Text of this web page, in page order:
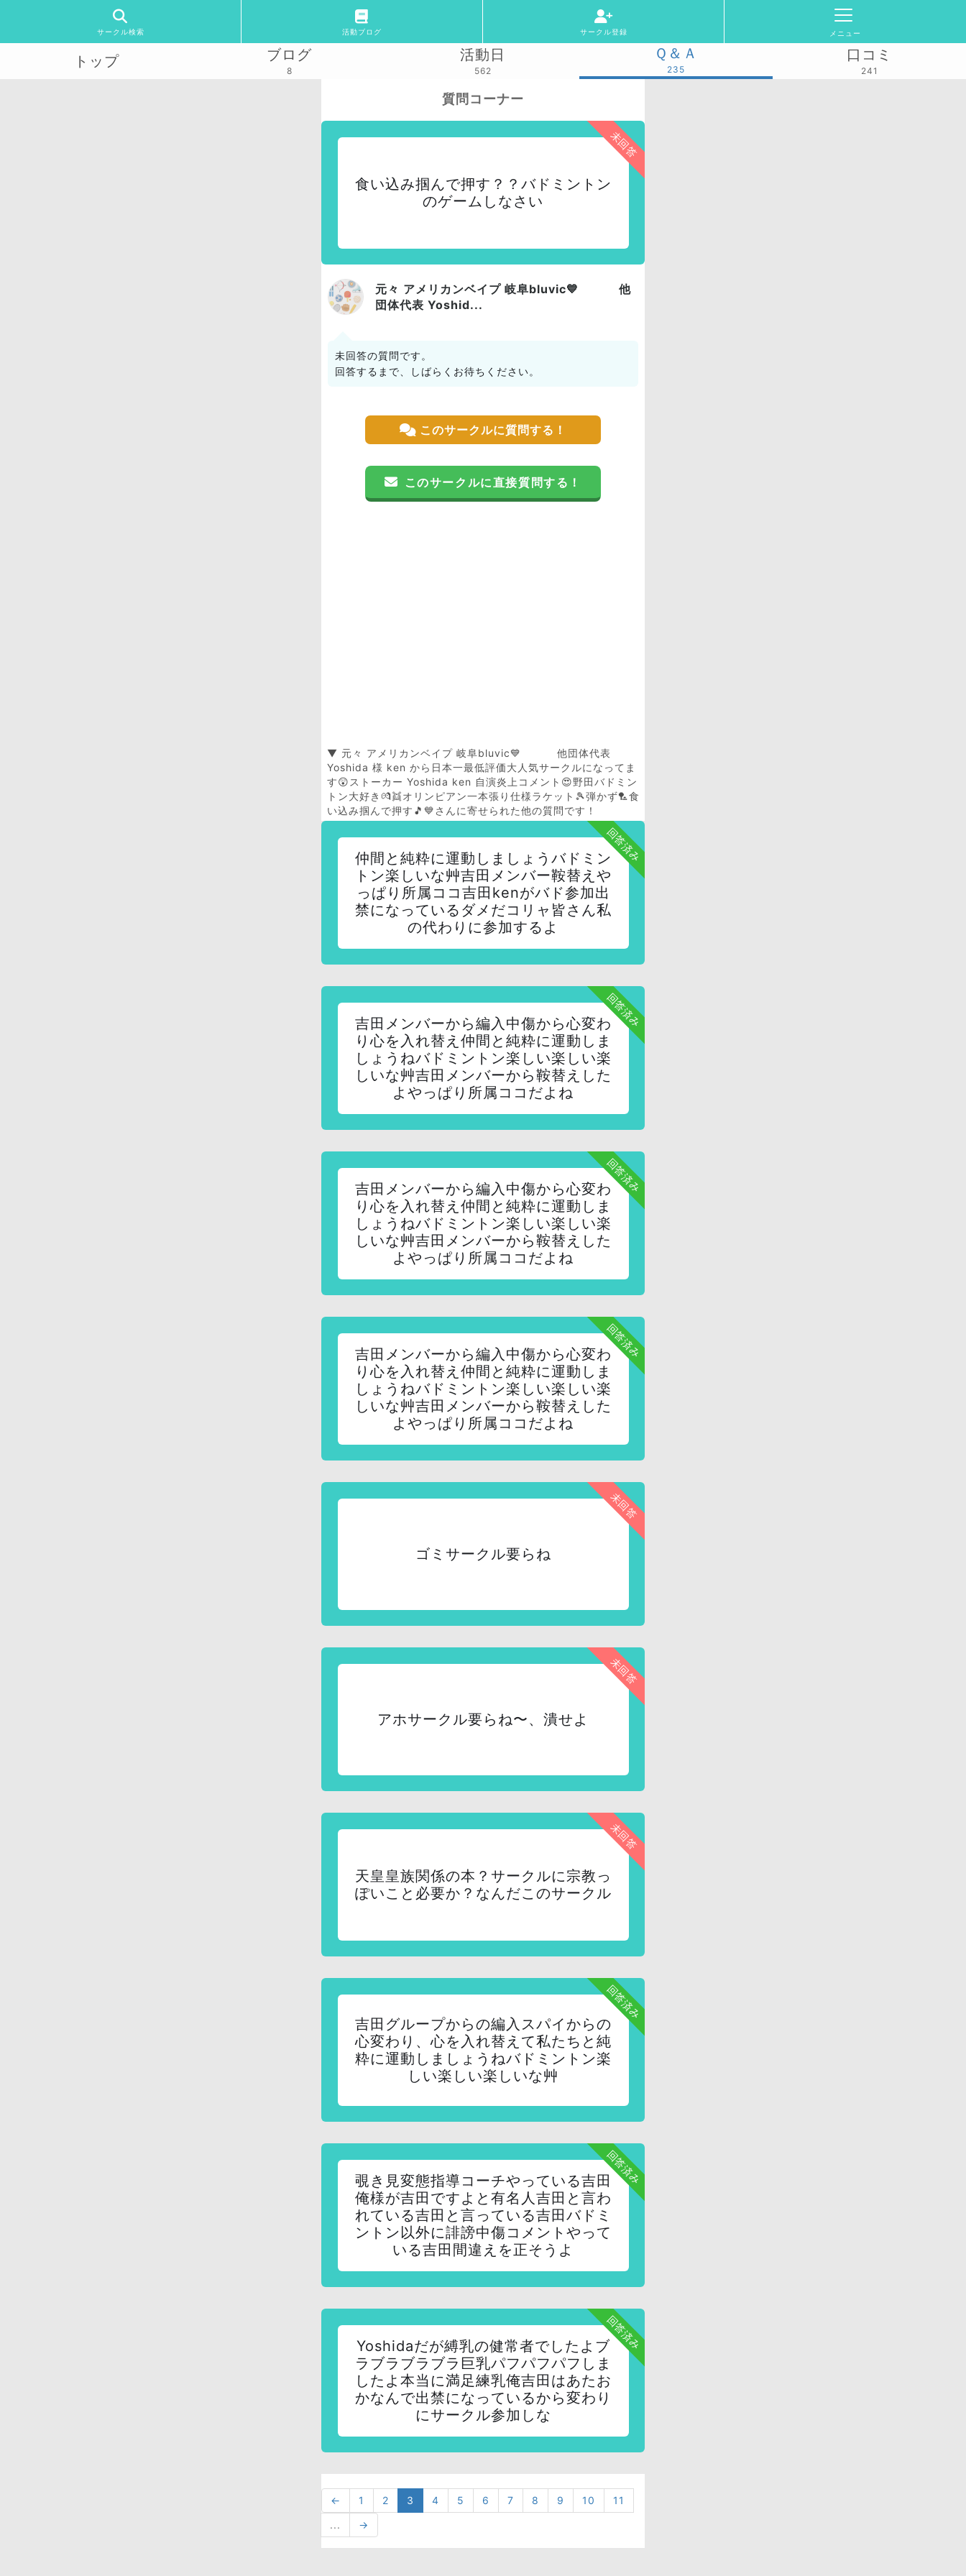
サークル検索 活動ブログ サークル登録 メニュー
トップ ブログ
8
活動日
562
Ｑ＆Ａ
235
口コミ
241
質問コーナー
未回答
食い込み掴んで押す？？バドミントン
のゲームしなさい
元々 アメリカンベイプ 岐阜bluvic💙 他
団体代表 Yoshid...
未回答の質問です。
回答するまで、しばらくお待ちください。
このサークルに質問する！
このサークルに直接質問する！
▼ 元々 アメリカンベイプ 岐阜bluvic💙 他団体代表
Yoshida 様 ken から日本一最低評価大人気サークルになってま
す😲ストーカー Yoshida ken 自演炎上コメント😍野田バドミン
トン大好き💏👯オリンピアン一本張り仕様ラケット🎾弾かず🏸食
い込み掴んで押す🎵💙さんに寄せられた他の質問です！
回答済み
仲間と純粋に運動しましょうバドミン
トン楽しいな艸吉田メンバー鞍替えや
っぱり所属ココ吉田kenがバド参加出
禁になっているダメだコリャ皆さん私
の代わりに参加するよ
回答済み
吉田メンバーから編入中傷から心変わ
り心を入れ替え仲間と純粋に運動しま
しょうねバドミントン楽しい楽しい楽
しいな艸吉田メンバーから鞍替えした
よやっぱり所属ココだよね
回答済み
吉田メンバーから編入中傷から心変わ
り心を入れ替え仲間と純粋に運動しま
しょうねバドミントン楽しい楽しい楽
しいな艸吉田メンバーから鞍替えした
よやっぱり所属ココだよね
回答済み
吉田メンバーから編入中傷から心変わ
り心を入れ替え仲間と純粋に運動しま
しょうねバドミントン楽しい楽しい楽
しいな艸吉田メンバーから鞍替えした
よやっぱり所属ココだよね
未回答
ゴミサークル要らね
未回答
アホサークル要らね〜、潰せよ
未回答
天皇皇族関係の本？サークルに宗教っ
ぽいこと必要か？なんだこのサークル
回答済み
吉田グループからの編入スパイからの
心変わり、心を入れ替えて私たちと純
粋に運動しましょうねバドミントン楽
しい楽しい楽しいな艸
回答済み
覗き見変態指導コーチやっている吉田
俺様が吉田ですよと有名人吉田と言わ
れている吉田と言っている吉田バドミ
ントン以外に誹謗中傷コメントやって
いる吉田間違えを正そうよ
回答済み
Yoshidaだが縛乳の健常者でしたよブ
ラブラブラブラ巨乳パフパフパフしま
したよ本当に満足練乳俺吉田はあたお
かなんで出禁になっているから変わり
にサークル参加しな
← 1 2 3 4 5 6 7 8 9 10
11
...
→